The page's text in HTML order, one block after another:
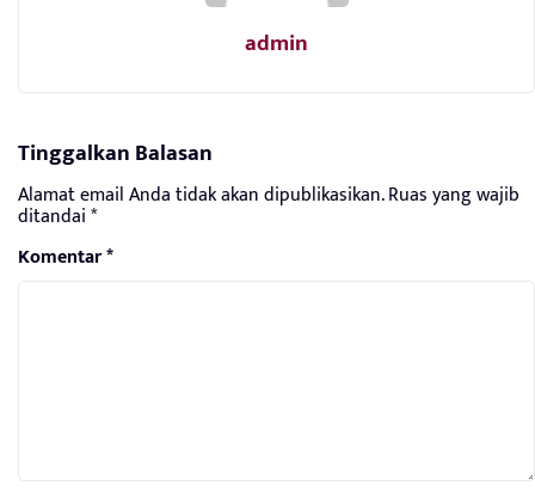
admin
Tinggalkan Balasan
Alamat email Anda tidak akan dipublikasikan.Ruas yang wajib
ditandai*
Komentar*